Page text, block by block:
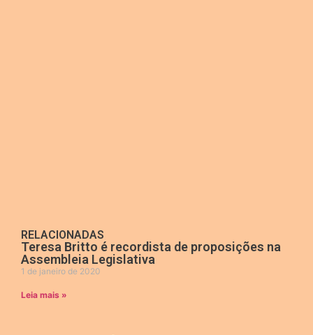
RELACIONADAS
Teresa Britto é recordista de proposições na
Assembleia Legislativa
1 de janeiro de 2020
Leia mais »